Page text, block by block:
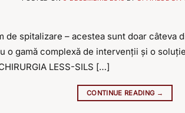
spitalizare – acestea sunt doar
o gamă complexă de intervenții și o
LESS-SILS […]
CONTINUE READING →